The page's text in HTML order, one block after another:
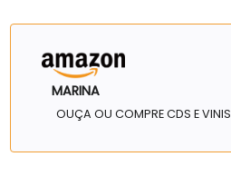
MARINA
OUÇA OU COMPRE CDS E VINIS